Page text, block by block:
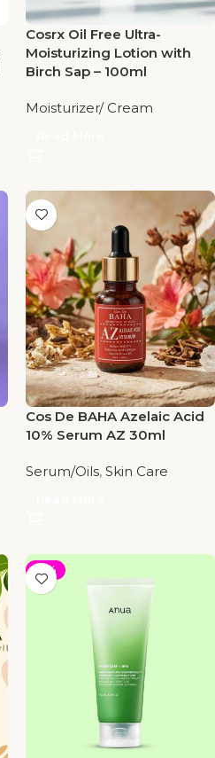
Cosrx Oil Free Ultra-
Moisturizing Lotion with
Birch Sap – 100ml
Moisturizer/ Cream
Cos De BAHA Azelaic Acid
10% Serum AZ 30ml
Serum/Oils, Skin Care
-18%